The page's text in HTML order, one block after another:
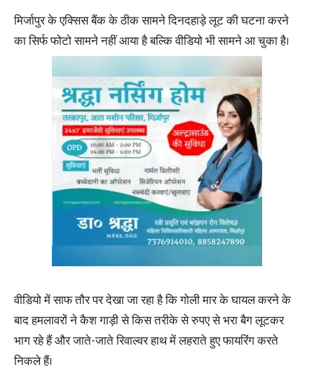
मिर्जापुर के एक्सिस बैंक के ठीक सामने दिनदहाड़े लूट की घटना करने
का सिर्फ फोटो सामने नहीं आया है बल्कि वीडियो भी सामने आ चुका है।
वीडियो में साफ तौर पर देखा जा रहा है कि गोली मार के घायल करने के
बाद हमलावरों ने कैश गाड़ी से किस तरीके से रुपए से भरा बैग लूटकर
भाग रहे हैं और जाते-जाते रिवाल्वर हाथ में लहराते हुए फायरिंग करते
निकले हैं।